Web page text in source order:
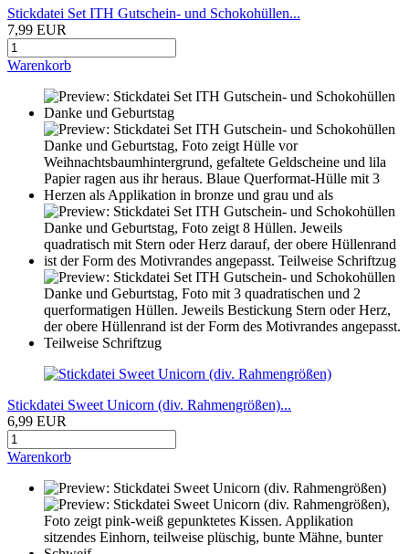
Stickdatei Set ITH Gutschein- und Schokohüllen...
7,99 EUR
Warenkorb
Stickdatei Sweet Unicorn (div. Rahmengrößen)...
6,99 EUR
Warenkorb